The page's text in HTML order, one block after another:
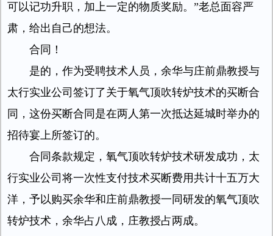
可以记功升职，加上一定的物质奖励。”老总面容严
肃，给出自己的想法。
合同！
是的，作为受聘技术人员，余华与庄前鼎教授与
太行实业公司签订了关于氧气顶吹转炉技术的买断合
同，这份买断合同是在两人第一次抵达延城时举办的
招待宴上所签订的。
合同条款规定，氧气顶吹转炉技术研发成功，太
行实业公司将一次性支付技术买断费用共计十五万大
洋，予以购买余华和庄前鼎教授一同研发的氧气顶吹
转炉技术，余华占八成，庄教授占两成。